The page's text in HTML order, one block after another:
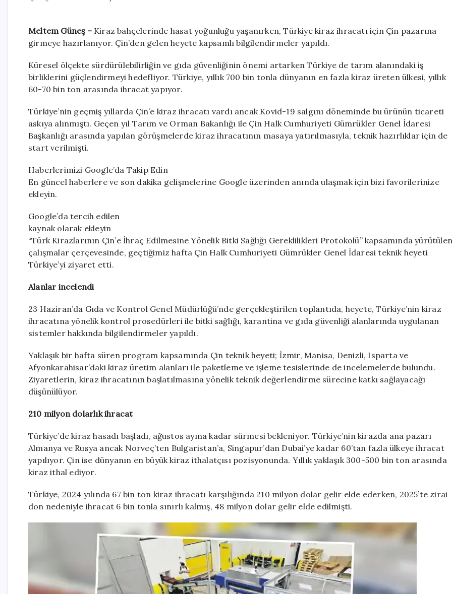
başlıyor
Meltem Güneş – Kiraz bahçelerinde hasat yoğunluğu yaşanırken, Türkiye kiraz ihracatı için Çin pazarına
girmeye hazırlanıyor. Çin’den gelen heyete kapsamlı bilgilendirmeler yapıldı.
Küresel ölçekte sürdürülebilirliğin ve gıda güvenliğinin önemi artarken Türkiye de tarım alanındaki iş
birliklerini güçlendirmeyi hedefliyor. Türkiye, yıllık 700 bin tonla dünyanın en fazla kiraz üreten ülkesi, yıllık
60-70 bin ton arasında ihracat yapıyor.
Türkiye’nin geçmiş yıllarda Çin’e kiraz ihracatı vardı ancak Kovid-19 salgını döneminde bu ürünün ticareti
askıya alınmıştı. Geçen yıl Tarım ve Orman Bakanlığı ile Çin Halk Cumhuriyeti Gümrükler Genel İdaresi
Başkanlığı arasında yapılan görüşmelerde kiraz ihracatının masaya yatırılmasıyla, teknik hazırlıklar için de
start verilmişti.
Haberlerimizi Google’da Takip Edin
En güncel haberlere ve son dakika gelişmelerine Google üzerinden anında ulaşmak için bizi favorilerinize
ekleyin.
Google’da tercih edilen
kaynak olarak ekleyin
“Türk Kirazlarının Çin’e İhraç Edilmesine Yönelik Bitki Sağlığı Gereklilikleri Protokolü” kapsamında
çalışmalar çerçevesinde, geçtiğimiz hafta Çin Halk Cumhuriyeti Gümrükler Genel İdaresi teknik heyeti
Türkiye’yi ziyaret etti.
Alanlar incelendi
23 Haziran’da Gıda ve Kontrol Genel Müdürlüğü’nde gerçekleştirilen toplantıda, heyete, Türkiye’nin kiraz
ihracatına yönelik kontrol prosedürleri ile bitki sağlığı, karantina ve gıda güvenliği alanlarında uygulanan
sistemler hakkında bilgilendirmeler yapıldı.
Yaklaşık bir hafta süren program kapsamında Çin teknik heyeti; İzmir, Manisa, Denizli, Isparta ve
Afyonkarahisar’daki kiraz üretim alanları ile paketleme ve işleme tesislerinde de incelemelerde bulundu.
Ziyaretlerin, kiraz ihracatının başlatılmasına yönelik teknik değerlendirme sürecine katkı sağlayacağı
düşünülüyor.
210 milyon dolarlık ihracat
Türkiye’de kiraz hasadı başladı, ağustos ayına kadar sürmesi bekleniyor. Türkiye’nin kirazda ana pazarı
Almanya ve Rusya ancak Norveç’ten Bulgaristan’a, Singapur’dan Dubai’ye kadar 60’tan fazla ülkeye ihracat
yapılıyor. Çin ise dünyanın en büyük kiraz ithalatçısı pozisyonunda. Yıllık yaklaşık 300-500 bin ton arasında
kiraz ithal ediyor.
Türkiye, 2024 yılında 67 bin ton kiraz ihracatı karşılığında 210 milyon dolar gelir elde ederken, 2025’te zirai
don nedeniyle ihracat 6 bin tonla sınırlı kalmış, 48 milyon dolar gelir elde edilmişti.